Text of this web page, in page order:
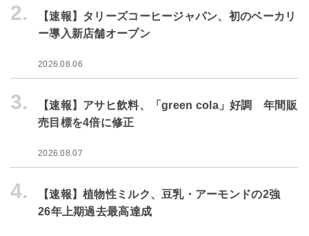
2.
【速報】タリーズコーヒージャパン、初のベーカリ
ー導入新店舗オープン
2026.08.06
3.
【速報】アサヒ飲料、「green cola」好調 年間販
売目標を4倍に修正
2026.08.07
4.
【速報】植物性ミルク、豆乳・アーモンドの2強
26年上期過去最高達成